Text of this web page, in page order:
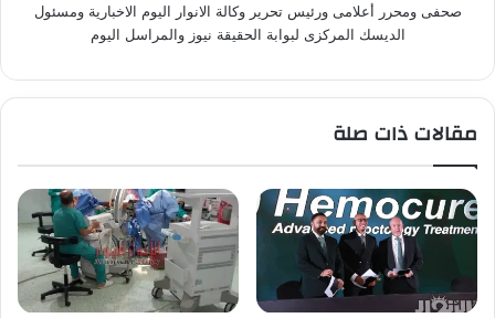
صحفى ومحرر أعلامى ورئيس تحرير وكالة الانوار اليوم الاخبارية ومسئول
الديسك المركزى لبوابة الحقيقة نيوز والمراسل اليوم
مقالات ذات صلة